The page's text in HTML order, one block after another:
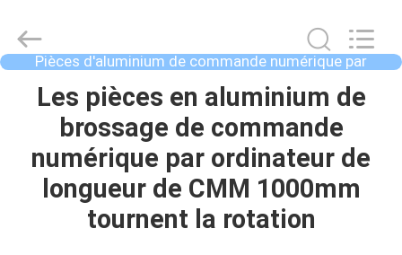
MAISON
PRODUITS
Shenzhen
Tuofa
Technology
Co.,
Pièces d'aluminium de commande numérique par
ordinateur
Les pièces en aluminium de
brossage de commande
numérique par ordinateur de
longueur de CMM 1000mm
tournent la rotation